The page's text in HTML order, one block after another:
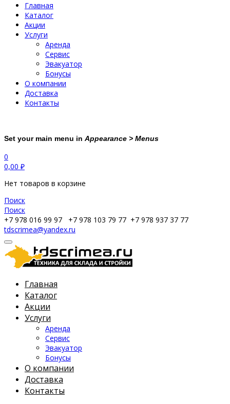
Главная
Каталог
Акции
Услуги
Аренда
Сервис
Эвакуатор
Бонусы
О компании
Доставка
Контакты
Set your main menu in Appearance > Menus
0
0,00 ₽
Нет товаров в корзине
Поиск
Поиск
+7 978 016 99 97
+7 978 103 79 77 +7 978 937 37 77
tdscrimea@yandex.ru
Главная
Каталог
Акции
Услуги
Аренда
Сервис
Эвакуатор
Бонусы
О компании
Доставка
Контакты